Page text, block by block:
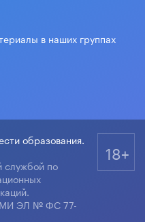
в наших группах
образования.
службой по
ЭЛ № ФС 77-
18+